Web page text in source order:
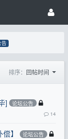
排序： 回帖时间
] 论坛公告
14
】 论坛公告